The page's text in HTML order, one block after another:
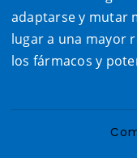
adaptarse y mutar
lugar a una mayor
los fármacos y